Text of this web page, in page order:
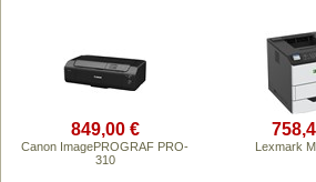
849,00 €
Canon ImagePROGRAF PRO-
310
Lexmark